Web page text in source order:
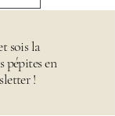
sois la
pépites en
!